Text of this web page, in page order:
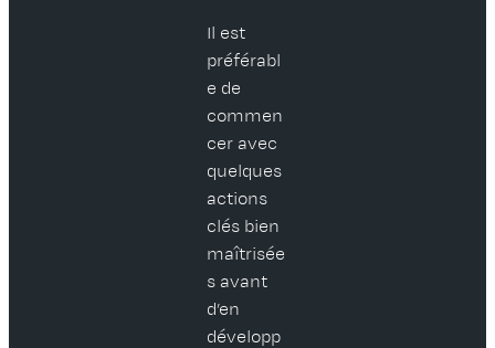
Il est
préférabl
e de
commen
cer avec
quelques
actions
clés bien
maîtrisée
s avant
d’en
développ